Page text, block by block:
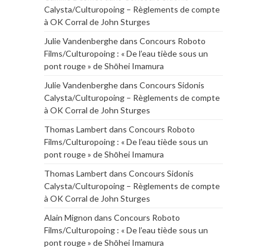
Calysta/Culturopoing – Règlements de compte
à OK Corral de John Sturges
Julie Vandenberghedans Concours Roboto
Films/Culturopoing : « De l’eau tiède sous un
pont rouge » de Shōhei Imamura
Julie Vandenberghedans Concours Sidonis
Calysta/Culturopoing – Règlements de compte
à OK Corral de John Sturges
Thomas Lambert dans Concours Roboto
Films/Culturopoing : « De l’eau tiède sous un
pont rouge » de Shōhei Imamura
Thomas Lambert dans Concours Sidonis
Calysta/Culturopoing – Règlements de compte
à OK Corral de John Sturges
Alain Mignon dans Concours Roboto
Films/Culturopoing : « De l’eau tiède sous un
pont rouge » de Shōhei Imamura